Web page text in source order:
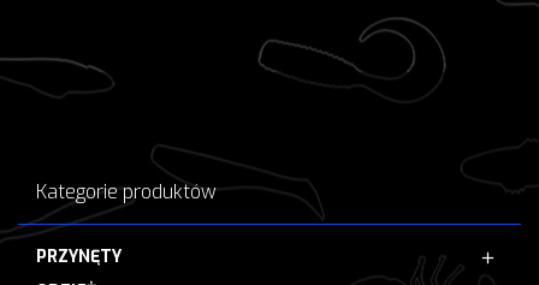
Kategorie produktów
PRZYNĘTY